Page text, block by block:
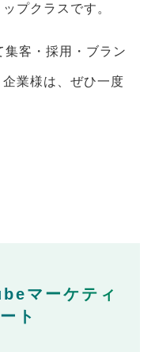
プクラスです。
客・採用・ブラン
業様は、ぜひ一度
マーケティ
ト